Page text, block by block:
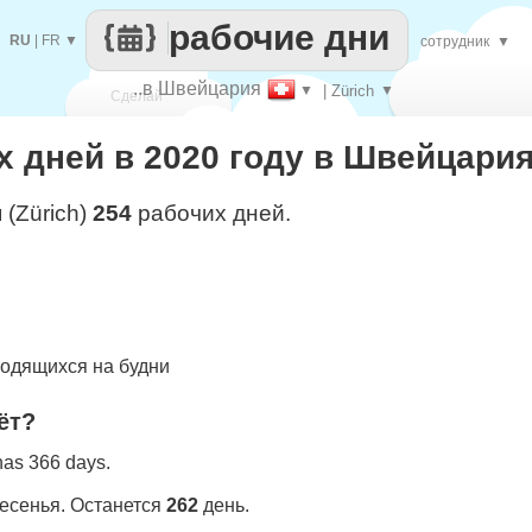
Сделай
каждый
..в Швейцария ▼ | Zürich ▼
рабочие дни
RU FR ▼ сотрудник ▼
дней в 2020 году в
254 рабочих дней.
на будни
366 days.
Останется 262 день.